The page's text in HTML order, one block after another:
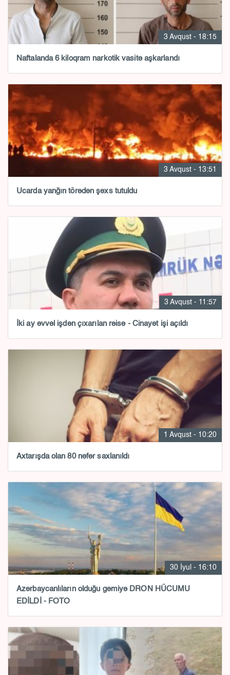
3 Avqust - 18:15
Naftalanda 6 kiloqram narkotik vasitə aşkarlandı
3 Avqust - 13:51
Ucarda yanğın törədən şəxs tutuldu
3 Avqust - 11:57
İki ay əvvəl işdən çıxarılan rəisə - Cinayət işi açıldı
1 Avqust - 10:20
Axtarışda olan 80 nəfər saxlanıldı
30 İyul - 16:10
Azərbaycanlıların olduğu gəmiyə DRON HÜCUMU
EDİLDİ - FOTO